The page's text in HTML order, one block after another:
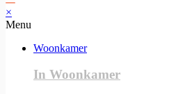
×
Menu
Woonkamer
In Woonkamer